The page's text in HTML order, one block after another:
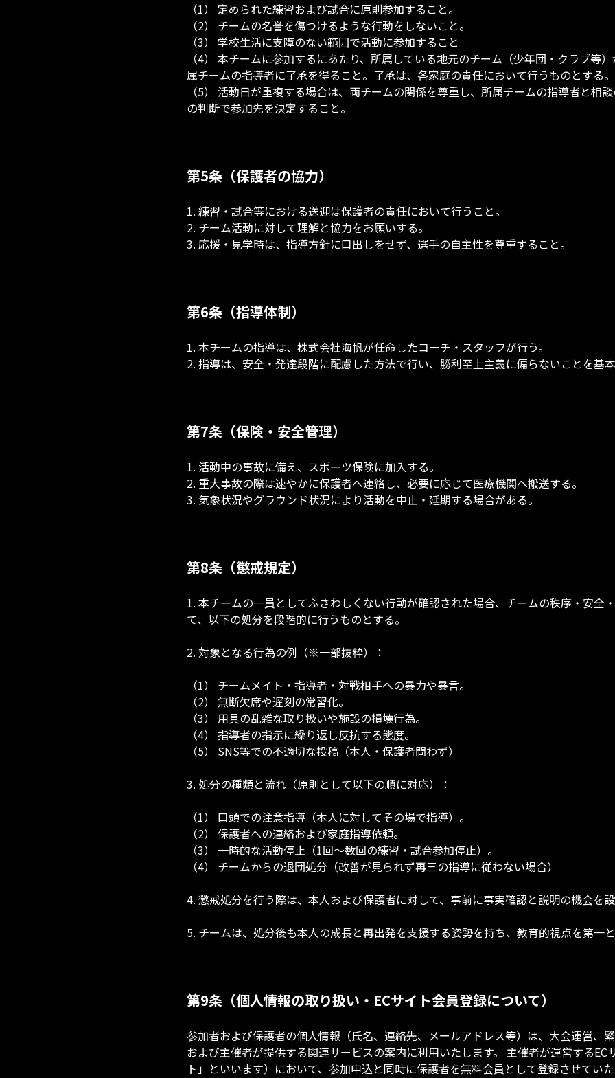
（1） 定められた練習および試合に原則参加すること。
（2） チームの名誉を傷つけるような行動をしないこと。
（3） 学校生活に支障のない範囲で活動に参加すること
（4） 本チームに参加するにあたり、所属している地元のチーム（少年団・クラブ等
属チームの指導者に了承を得ること。了承は、各家庭の責任において行うものとする。
（5） 活動日が重複する場合は、両チームの関係を尊重し、所属チームの指導者と相
の判断で参加先を決定すること。
第5条（保護者の協力）
1. 練習・試合等における送迎は保護者の責任において行うこと。
2. チーム活動に対して理解と協力をお願いする。
3. 応援・見学時は、指導方針に口出しをせず、選手の自主性を尊重すること。
第6条（指導体制）
1. 本チームの指導は、株式会社海帆が任命したコーチ・スタッフが行う。
2. 指導は、安全・発達段階に配慮した方法で行い、勝利至上主義に偏らないことを基本
第7条（保険・安全管理）
1. 活動中の事故に備え、スポーツ保険に加入する。
2. 重大事故の際は速やかに保護者へ連絡し、必要に応じて医療機関へ搬送する。
3. 気象状況やグラウンド状況により活動を中止・延期する場合がある。
第8条（懲戒規定）
1. 本チームの一員としてふさわしくない行動が確認された場合、チームの秩序・安全
て、以下の処分を段階的に行うものとする。
2. 対象となる行為の例（※一部抜粋）：
（1） チームメイト・指導者・対戦相手への暴力や暴言。
（2） 無断欠席や遅刻の常習化。
（3） 用具の乱雑な取り扱いや施設の損壊行為。
（4） 指導者の指示に繰り返し反抗する態度。
（5） SNS等での不適切な投稿（本人・保護者問わず）
3. 処分の種類と流れ（原則として以下の順に対応）：
（1） 口頭での注意指導（本人に対してその場で指導）。
（2） 保護者への連絡および家庭指導依頼。
（3） 一時的な活動停止（1回〜数回の練習・試合参加停止）。
（4） チームからの退団処分（改善が見られず再三の指導に従わない場合）
4. 懲戒処分を行う際は、本人および保護者に対して、事前に事実確認と説明の機会を設
5. チームは、処分後も本人の成長と再出発を支援する姿勢を持ち、教育的視点を第一と
第9条（個人情報の取り扱い・ECサイト会員登録について）
参加者および保護者の個人情報（氏名、連絡先、メールアドレス等）は、大会運営、
および主催者が提供する関連サービスの案内に利用いたします。 主催者が運営するEC
ト」といいます）において、参加申込と同時に保護者を無料会員として登録させてい